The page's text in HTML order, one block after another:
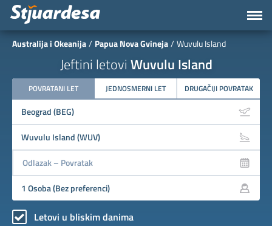
Australija i Okeanija Papua Nova Gvineja Wuvulu Island
Jeftini letovi Wuvulu Island
POVRATANI LET JEDNOSMERNI LET DRUGAČIJI POVRATAK
Letovi u bliskim danima